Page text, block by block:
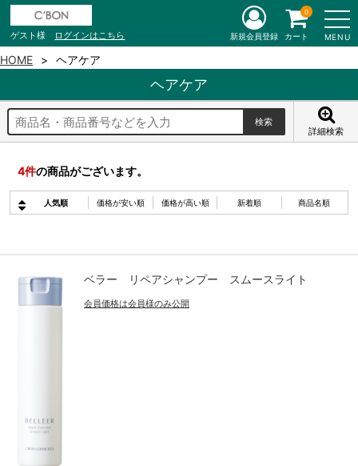
ゲスト様 ログインはこちら MENU
新規会員登録 カート
0
HOME ヘアケア
ヘアケア
詳細検索
4件の商品がございます。
人気順 価格が安い順 価格が高い順 新着順 商品名順
ベラー リペアシャンプー スムースライト
会員価格は会員様のみ公開